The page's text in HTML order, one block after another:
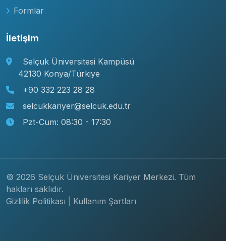
Formlar
İletişim
Selçuk Üniversitesi Kampüsü
42130 Konya/Türkiye
+90 332 223 28 28
selcukkariyer@selcuk.edu.tr
Pzt-Cum: 08:30 - 17:30
© 2026 Selçuk Üniversitesi Kariyer Merkezi. Tüm
hakları saklıdır.
Gizlilik Politikası
Kullanım Şartları